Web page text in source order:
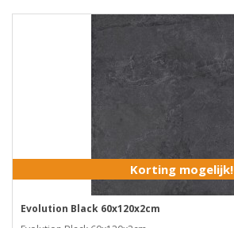
Korting mogelijk!
Evolution Black 60x120x2cm